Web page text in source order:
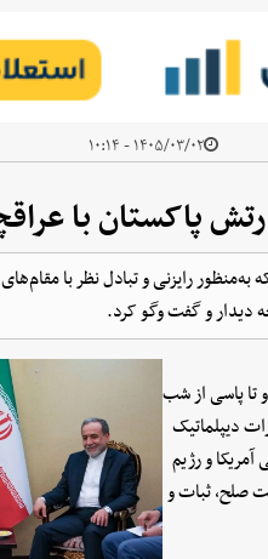
۱۴۰۵/۰۳/۰۲ - ۱۰:۱۴
پاکستان با
رایزنی و تبادل نظر با
دیدار و گفت وگو کرد.
تا پاسی از شب
دیپلماتیک
و رژیم
صلح، ثبات و